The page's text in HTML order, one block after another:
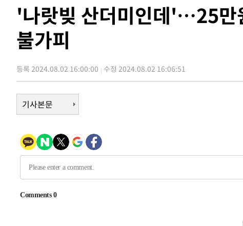
1시간 전 >[속보]뉴욕증시 상승 마감…S&P 0.6% 나스닥 1.3%↑
-29955초 전 >강릉에 시간당 81.4㎜ 물폭탄…도로 잠기고 담벼락 붕괴
-26062초 전 >백운산서 80년근 천종산삼 9뿌리 발견…감정가 1.3억원
-21306초 전 >남자 농구, 나고야 아시안게임서 '홈팀' 일본과 한일전
-16909초 전 >
극한폭염 한풀 꺾이지만…'낮 최고 35도' 무더위, 열대야 계속[
주 날씨]
-13927초 전 >축구협회 "압수수색·성접대 논란 사과…쇄신의 기회로 삼겠
-12444초 전 >[속보]'압수수색·성접대 논란' 축구협회 "실망과 걱정 안겨드
송"
-1065초 전 >'최고 37도' 폭염 지속…강원동해안 최대 150㎜ 비
'나랏빚 산더미인데'…25만
불가피
등록 2024.08.02 16:00:00 수정 2024.08.02 16:06:51
기사본문